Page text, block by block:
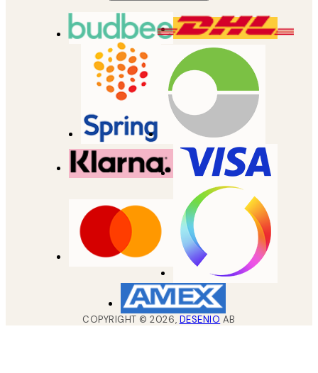
COPYRIGHT ©2026, DESENIO AB